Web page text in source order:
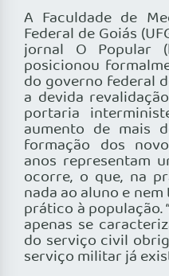
A Faculdade de
Federal de Goiás
jornal O Popular
posicionou
do governo federal
a devida
portaria
aumento de mais
formação dos
anos representam
ocorre, o que, na
nada ao aluno e
prático à população.
apenas se
do serviço civil
serviço militar já